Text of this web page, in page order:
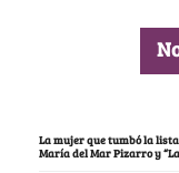
La mujer que tumbó la
María del Mar Pizarro y